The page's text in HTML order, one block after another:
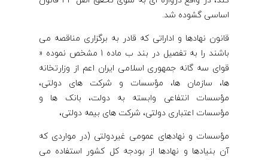
اساسی گشوده شد.
قانون نهادها و اداراتی که قادر به برگزاری مناقصه می
باشند را به تفصیل در بند ب ماده 1 مشخص نموده «
قوای سه گانه جمهوری اسلامی ایران اعم از وزارتخانه
ها، سازمان ها، مؤسسات و شرکت های دولتی،
مؤسسات انتفاعی وابسته به دولت، بانک ها و
مؤسسات اعتباری دولتی، شرکت های بیمه دولتی،
مؤسسات و نهادهای عمومی غیردولتی (در مواردی که
آن بنیادها و نهادها از بودجه کل کشور استفاده می